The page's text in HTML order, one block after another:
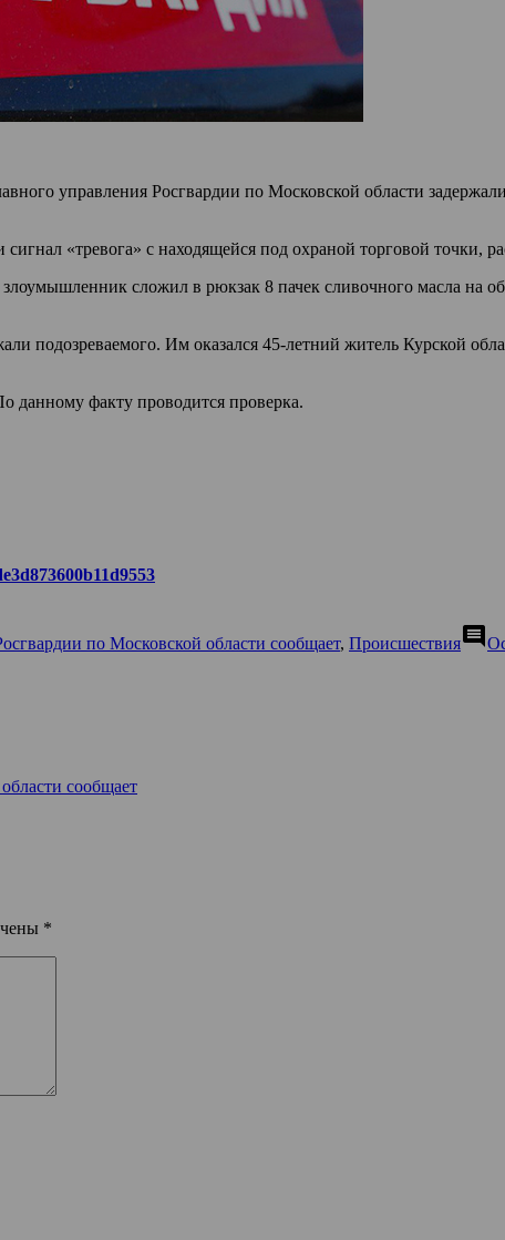
управления Росгвардии по Московской области
«тревога» с находящейся под охраной торговой точки,
сложил в рюкзак 8 пачек сливочного масла на
подозреваемого. Им оказался 45-летний житель Курской
данному факту проводится проверка.
по Московской области сообщает, Происшествияcomment
сообщает
*